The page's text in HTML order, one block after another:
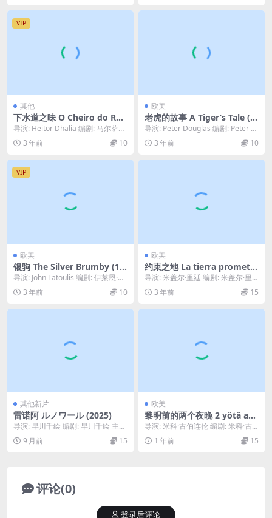
VIP
其他
下水道之味 O Cheiro do Ral
o (2006)
导演: Heitor Dhalia 编剧: 马尔萨尔·
阿基诺 / 埃托尔·达利亚...
3 年前 10
欧美
老虎的故事 A Tiger’s Tale (1
987)
导演: Peter Douglas 编剧: Peter D
ouglas / Al...
3 年前 10
VIP
欧美
银驹 The Silver Brumby (19
93)
导演: John Tatoulis 编剧: 伊莱恩·米
切尔 / Jon Step...
3 年前 10
欧美
约束之地 La tierra prometid
a (1973)
导演: 米盖尔·里廷 编剧: 米盖尔·里
廷 主演: Pedro Manuel Á...
3 年前 15
其他新片
雷诺阿 ルノワール (2025)
导演: 早川千绘 编剧: 早川千绘 主
演: 铃木唯 / 石田光 / 中川雅也 /...
9 月前 15
欧美
黎明前的两个夜晚 2 yötä aa
muun (2016)
导演: 米科·古伯连伦 编剧: 米科·古
伯连伦 主演: 玛丽-乔西·克罗兹 / ...
1 年前 15
评论(0)
登录后评论